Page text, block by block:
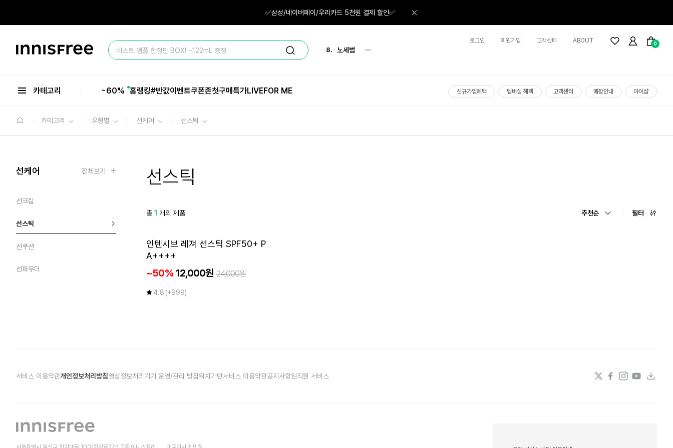
으
✅삼성/네이버페이/우리카드 5천원 결제 할인✅
이
베스트 앰플 한정판 BOX! ~122mL 증정
6. 그린티
8. 노세범
로그인 회원가입 고객센터 ABOUT 0
카테고리 ~60% 홈랭킹#반값이벤트쿠폰존첫구매특가LIVEFOR ME 신규가입혜택 멤버십 혜택 고객센터 매장안내 마이샵
카테고리 유형별 선케어 선스틱
선케어 전체보기
선크림
선스틱
선쿠션
선파우더
선스틱
총 1 개의 제품 추천순 필터
~50%
인텐시브 레져 선스틱 SPF50+ P
A++++
~50% 12,000원 24,000원
4.8 (+999)
서비스 이용약관개인정보처리방침영상정보처리기기 운영/관리 방침위치기반서비스 이용약관공지사항임직원 서비스